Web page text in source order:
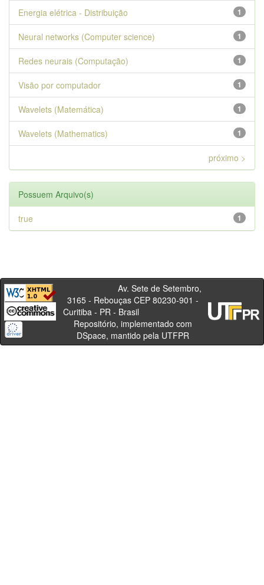
1
Energia elétrica - Distribuição
1
Neural networks (Computer science)
1
Redes neurais (Computação)
1
Visão por computador
1
Wavelets (Matemática)
1
Wavelets (Mathematics)
próximo >
Possuem Arquivo(s)
1
true
Av. Sete de Setembro,
3165 - Rebouças CEP 80230-901 -
Curitiba - PR - Brasil
Repositório, implementado com
DSpace, mantido pela UTFPR